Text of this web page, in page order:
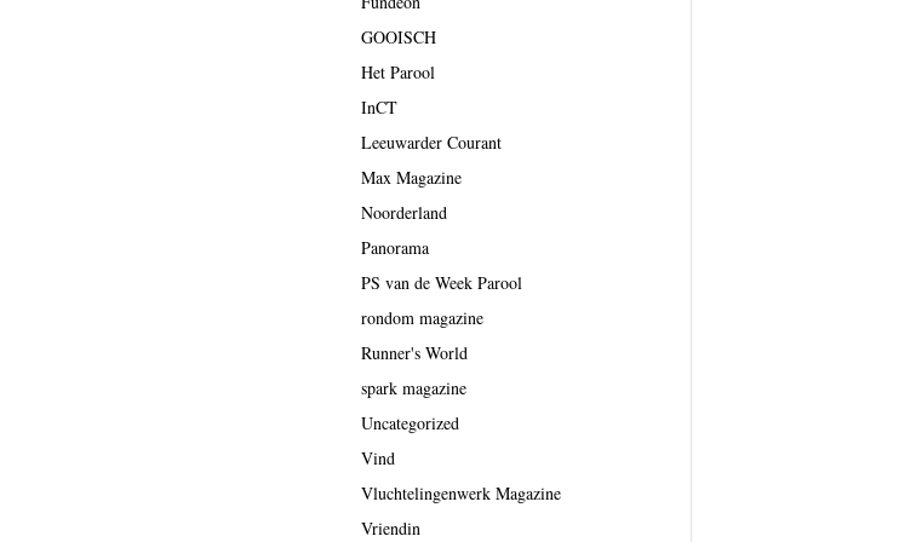
GOOISCH
Het Parool
InCT
Leeuwarder Courant
Max Magazine
Noorderland
Panorama
PS van de Week Parool
rondom magazine
Runner's World
spark magazine
Uncategorized
Vind
Vluchtelingenwerk Magazine
Vriendin